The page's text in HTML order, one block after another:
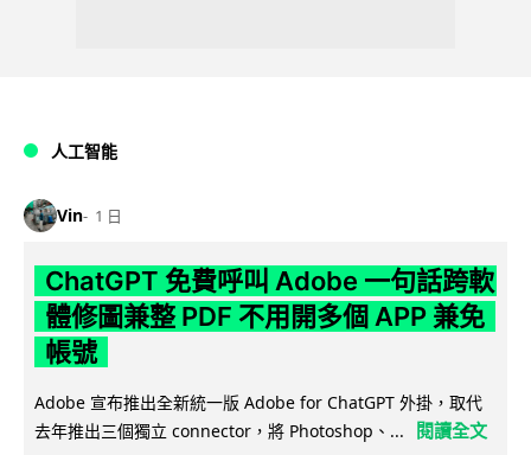
人工智能
Vin 1 日
ChatGPT 免費呼叫 Adobe 一句話跨軟
體修圖兼整 PDF 不用開多個 APP 兼免
帳號
Adobe 宣布推出全新統一版 Adobe for ChatGPT 外掛，取代
去年推出三個獨立 connector，將 Photoshop、...
閱讀全文